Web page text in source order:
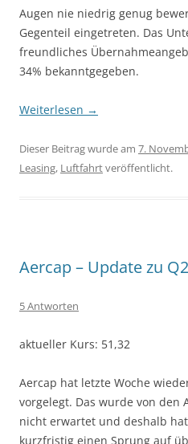
Augen nie niedrig genug
Gegenteil eingetreten. Das
freundliches
34% bekanntgegeben.
Weiterlesen →
Dieser Beitrag wurde am 7.
Leasing, Luftfahrtveröffentlicht.
Aercap – Update zu
5 Antworten
aktueller Kurs: 51,32
Aercap hat letzte Woche
vorgelegt. Das wurde von den
nicht erwartet und deshalb
kurzfristig einen Sprung auf